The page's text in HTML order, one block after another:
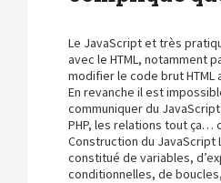
Le JavaScript et très
avec le HTML, notamment
modifier le code brut HTML
En revanche il est
communiquer du JavaScript
PHP, les relations tout ça…
Construction du JavaScript
constitué de variables,
conditionnelles, de